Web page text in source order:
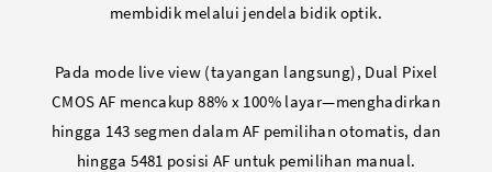
membidik melalui jendela bidik optik.
Pada mode live view (tayangan langsung), Dual Pixel
CMOS AF mencakup 88% x 100% layar—menghadirkan
hingga 143 segmen dalam AF pemilihan otomatis, dan
hingga 5481 posisi AF untuk pemilihan manual.